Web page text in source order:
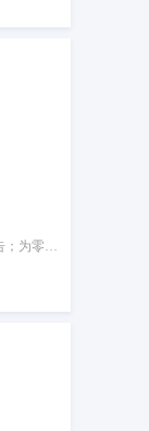
药品零售或批发服务；会计；广告；为零售目的在通讯媒体上展示商品；进出口代理；特许经营的商业管理；替他人推销；市场营销；人员招收；为商品和服务的买卖双方提供在线市场